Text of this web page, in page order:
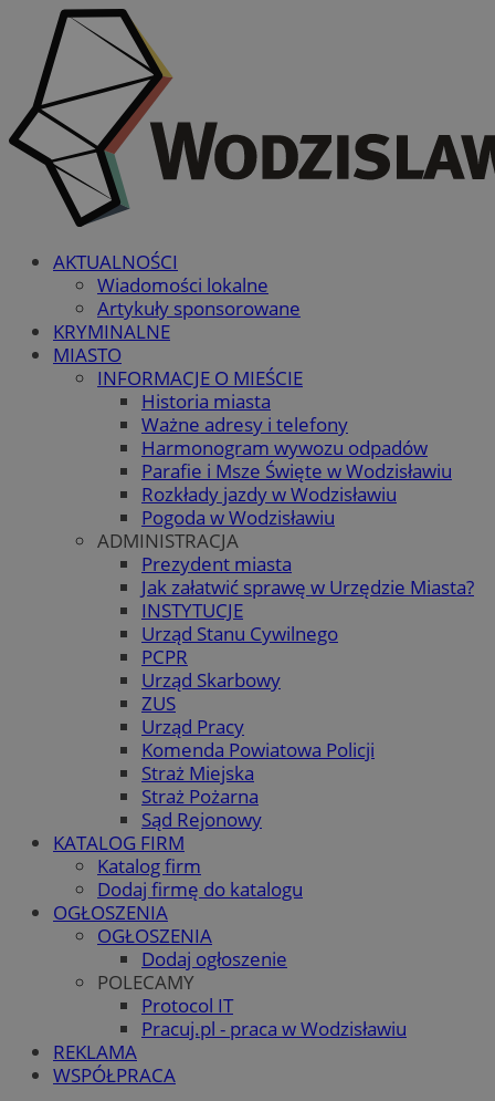
AKTUALNOŚCI
Wiadomości lokalne
Artykuły sponsorowane
KRYMINALNE
MIASTO
INFORMACJE O MIEŚCIE
Historia miasta
Ważne adresy i telefony
Harmonogram wywozu odpadów
Parafie i Msze Święte w Wodzisławiu
Rozkłady jazdy w Wodzisławiu
Pogoda w Wodzisławiu
ADMINISTRACJA
Prezydent miasta
Jak załatwić sprawę w Urzędzie Miasta?
INSTYTUCJE
Urząd Stanu Cywilnego
PCPR
Urząd Skarbowy
ZUS
Urząd Pracy
Komenda Powiatowa Policji
Straż Miejska
Straż Pożarna
Sąd Rejonowy
KATALOG FIRM
Katalog firm
Dodaj firmę do katalogu
OGŁOSZENIA
OGŁOSZENIA
Dodaj ogłoszenie
POLECAMY
Protocol IT
Pracuj.pl - praca w Wodzisławiu
REKLAMA
WSPÓŁPRACA